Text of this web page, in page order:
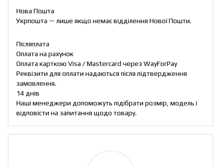
Нова Пошта
Укрпошта — лише якщо немає відділення Нової Пошти.
Післяплата
Оплата на рахунок
Оплата карткою Visa / Mastercard через WayForPay
Реквізити для оплати надаються після підтвердження
замовлення.
14 днів
Наші менеджери допоможуть підібрати розмір, модель і
відповісти на запитання щодо товару.